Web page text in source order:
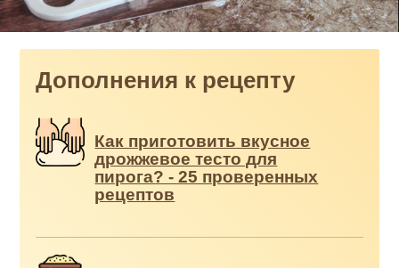
Дополнения к рецепту
Как приготовить вкусное
дрожжевое тесто для
пирога? - 25 проверенных
рецептов